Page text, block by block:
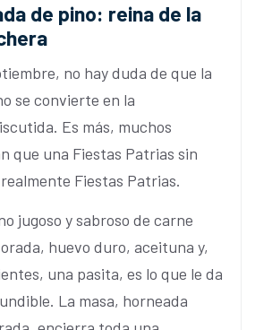
de pino: reina de la
no hay duda de que la
se convierte en la
Es más, muchos
que una Fiestas Patrias sin
Fiestas Patrias.
jugoso y sabroso de carne
huevo duro, aceituna y,
una pasita, es lo que le da
La masa, horneada